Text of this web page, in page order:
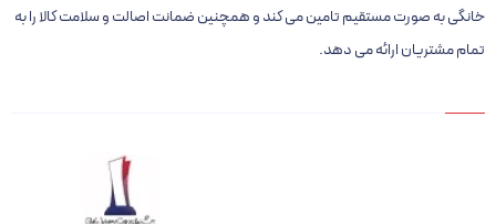
و نیاز خود، سرعت مناسب را انتخاب کنید.
کاربردها
گوجه‌فرنگی خانگی تهیه کنید که طعم و کیفیت بهتری نسبت به محصولات
خانگی به صورت مستقیم تامین می کند و همچنین ضمانت اصالت و سلامت کالا را به
تمام مشتریان ارائه می دهد.